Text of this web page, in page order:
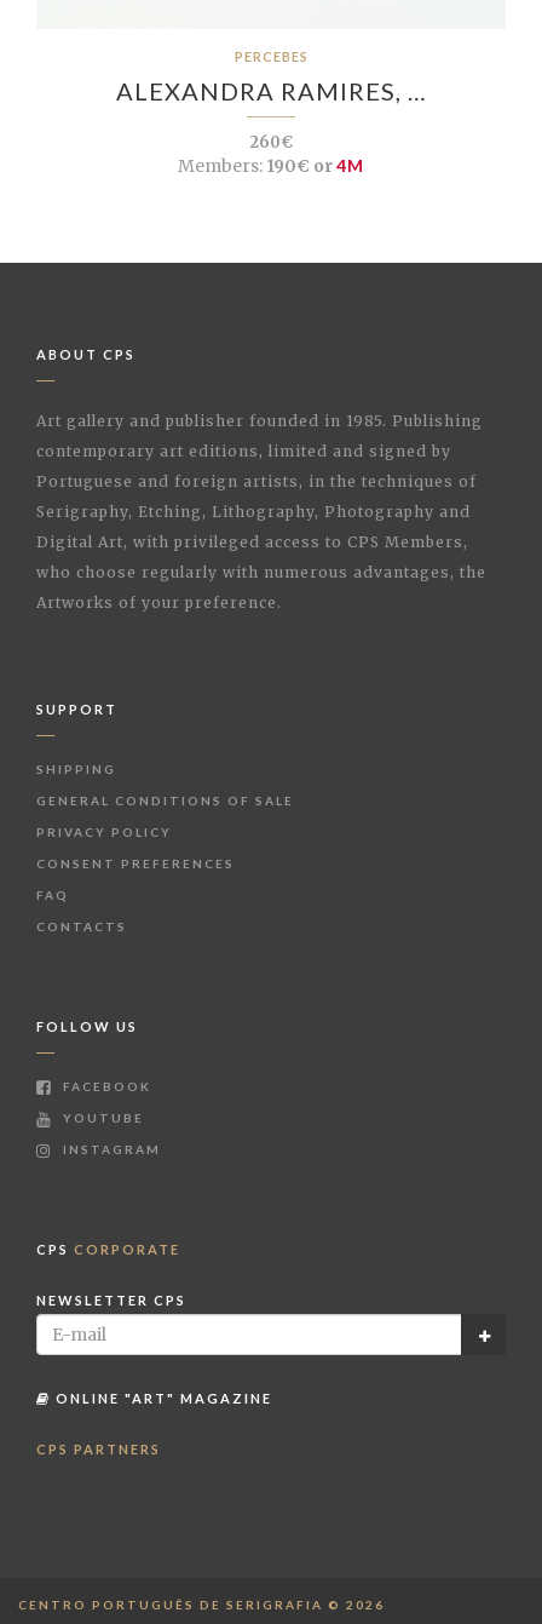
PERCEBES
ALEXANDRA RAMIRES, …
260€
Members: 190€ or4M
ABOUT CPS
Art gallery and publisher founded in 1985. Publishing
contemporary art editions, limited and signed by
Portuguese and foreign artists, in the techniques of
Serigraphy, Etching, Lithography, Photography and
Digital Art, with privileged access to CPS Members,
who choose regularly with numerous advantages, the
Artworks of your preference.
SUPPORT
SHIPPING
GENERAL CONDITIONS OF SALE
PRIVACY POLICY
CONSENT PREFERENCES
FAQ
CONTACTS
FOLLOW US
FACEBOOK
YOUTUBE
INSTAGRAM
CPS CORPORATE
NEWSLETTER CPS
ONLINE "ART" MAGAZINE
CPS PARTNERS
CENTRO PORTUGUÊS DE SERIGRAFIA © 2026